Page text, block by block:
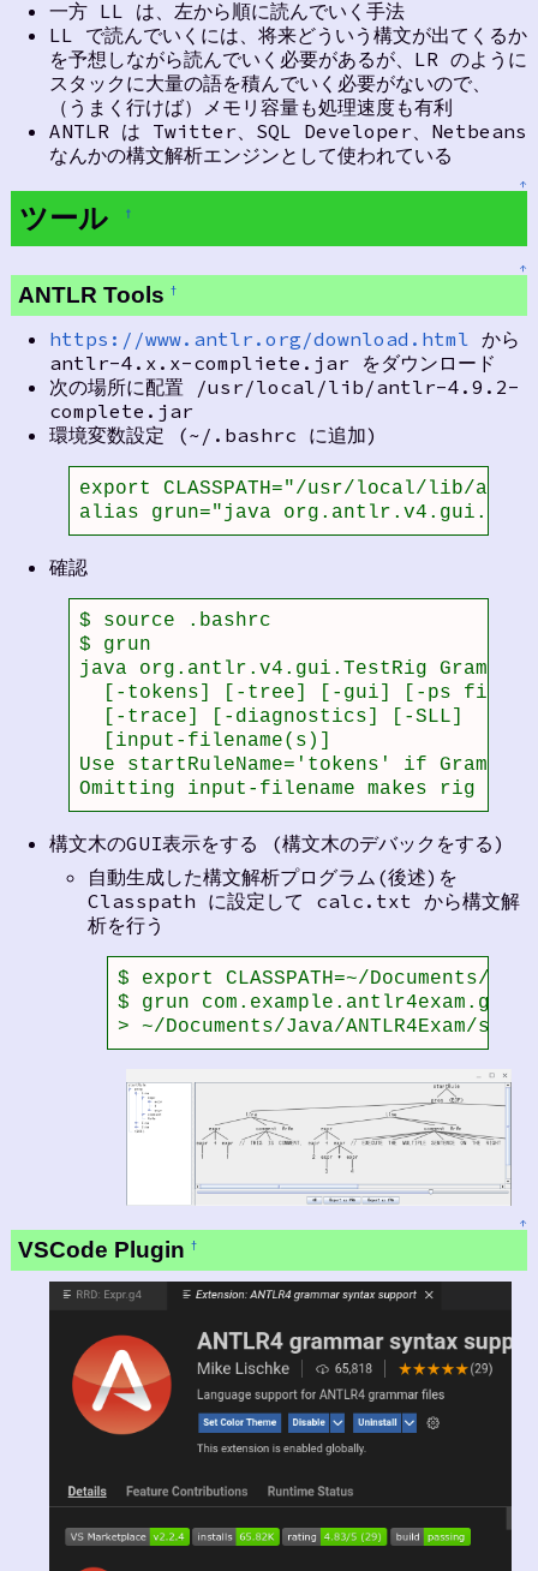
一方 LL は、左から順に読んでいく手法
LL で読んでいくには、将来どういう構文が出てくるか
を予想しながら読んでいく必要があるが、LR のように
スタックに大量の語を積んでいく必要がないので、
（うまく行けば）メモリ容量も処理速度も有利
ANTLR は Twitter、SQL Developer、Netbeans
なんかの構文解析エンジンとして使われている
↑
ツール †
↑
ANTLR Tools †
https://www.antlr.org/download.html から
antlr-4.x.x-compliete.jar をダウンロード
次の場所に配置 /usr/local/lib/antlr-4.9.2-
complete.jar
環境変数設定 (~/.bashrc に追加)
export CLASSPATH="/usr/local/lib/
alias grun="java
確認
$ source .bashrc
$ grun
java org.antlr.v4.gui.TestRig
[-tokens] [-tree] [-gui] [-ps
  [-trace] [-diagnostics] [-SLL]
  [input-filename(s)]
Use startRuleName='tokens' if
Omitting input-filename makes rig
構文木のGUI表示をする (構文木のデバックをする)
自動生成した構文解析プログラム(後述)を
Classpath に設定して calc.txt から構文解
析を行う
$ export CLASSPATH=~/Documents/
$ grun
> ~/Documents/Java/
↑
VSCode Plugin †